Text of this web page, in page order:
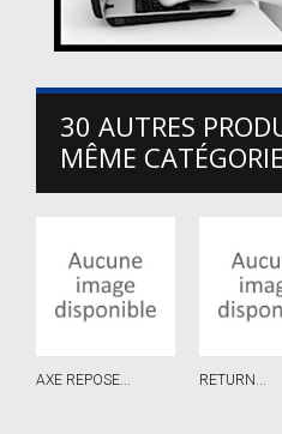
30 AUTRES
MÊME
AXE REPOSE... RETURN...